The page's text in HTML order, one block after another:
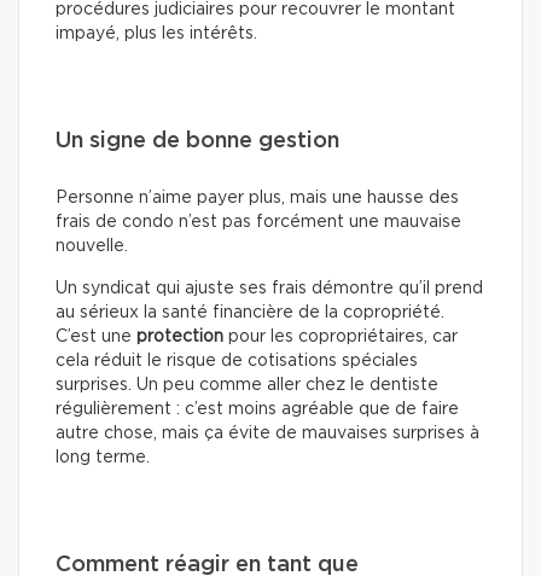
procédures judiciaires pour recouvrer le montant
impayé, plus les intérêts.
Un signe de bonne gestion
Personne n’aime payer plus, mais une hausse des
frais de condo n’est pas forcément une mauvaise
nouvelle.
Un syndicat qui ajuste ses frais démontre qu’il prend
au sérieux la santé financière de la copropriété.
C’est une protection pour les copropriétaires, car
cela réduit le risque de cotisations spéciales
surprises. Un peu comme aller chez le dentiste
régulièrement : c’est moins agréable que de faire
autre chose, mais ça évite de mauvaises surprises à
long terme.
Comment réagir en tant que